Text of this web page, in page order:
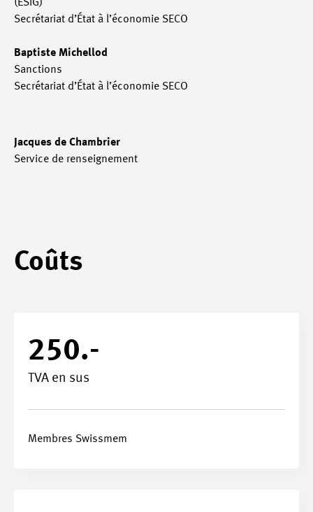
(ESIG)
Secrétariat d’État à l’économie SECO
Baptiste Michellod
Sanctions
Secrétariat d’État à l’économie SECO
Jacques de Chambrier
Service de renseignement
Coûts
250.-
TVA en sus
Membres Swissmem